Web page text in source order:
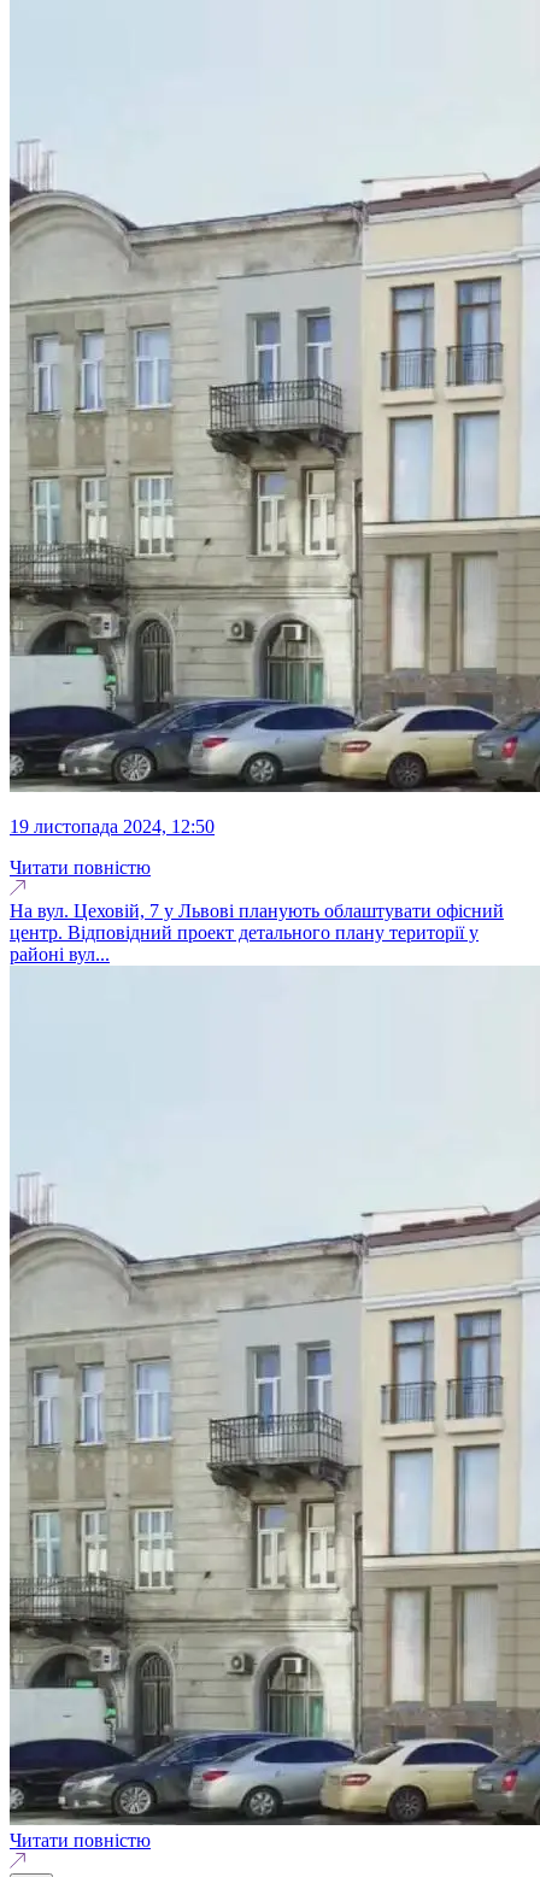
19 листопада 2024, 12:50
Читати повністю
На вул. Цеховій, 7 у Львові планують облаштувати офісний
центр. Відповідний проект детального плану території у
районі вул...
Читати повністю